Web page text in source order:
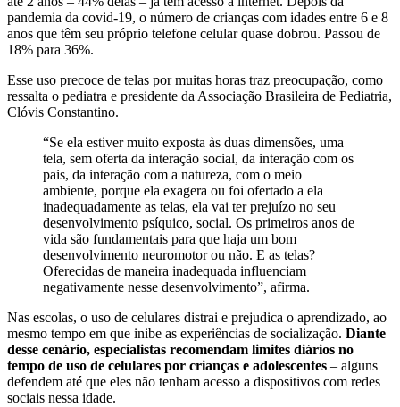
pandemia da covid-19, o número de crianças com idades entre 6 e 8
anos que têm seu próprio telefone celular quase dobrou. Passou de
18% para 36%.
Esse uso precoce de telas por muitas horas traz preocupação, como
ressalta o pediatra e presidente da Associação Brasileira de Pediatria,
Clóvis Constantino.
“Se ela estiver muito exposta às duas dimensões, uma
tela, sem oferta da interação social, da interação com os
pais, da interação com a natureza, com o meio
ambiente, porque ela exagera ou foi ofertado a ela
inadequadamente as telas, ela vai ter prejuízo no seu
desenvolvimento psíquico, social. Os primeiros anos de
vida são fundamentais para que haja um bom
desenvolvimento neuromotor ou não. E as telas?
Oferecidas de maneira inadequada influenciam
negativamente nesse desenvolvimento”, afirma.
Nas escolas, o uso de celulares distrai e prejudica o aprendizado, ao
mesmo tempo em que inibe as experiências de socialização. Diante
desse cenário, especialistas recomendam limites diários no
tempo de uso de celulares por crianças e adolescentes – alguns
defendem até que eles não tenham acesso a dispositivos com redes
sociais nessa idade.